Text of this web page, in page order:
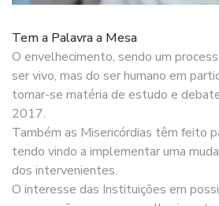
Tem a Palavra a Mesa
O envelhecimento, sendo um
ser vivo, mas do ser humano em
tornar-se matéria de estudo e
2017.
Também as Misericórdias têm feito
tendo vindo a implementar uma
dos intervenientes.
O interesse das Instituições em